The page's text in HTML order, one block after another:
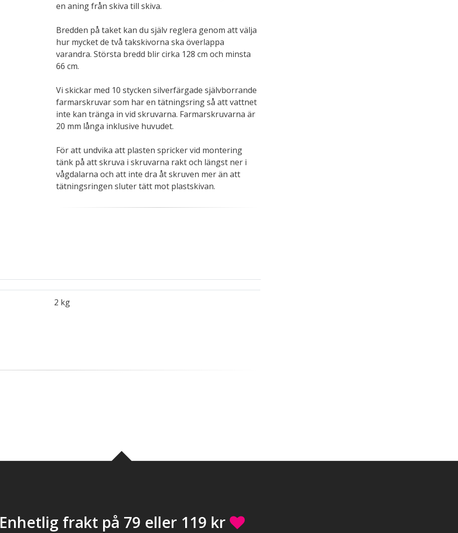
en aning från skiva till skiva.
Bredden på taket kan du själv reglera genom att välja
hur mycket de två takskivorna ska överlappa
varandra. Största bredd blir cirka 128 cm och minsta
66 cm.
Vi skickar med 10 stycken silverfärgade självborrande
farmarskruvar som har en tätningsring så att vattnet
inte kan tränga in vid skruvarna. Farmarskruvarna är
20 mm långa inklusive huvudet.
För att undvika att plasten spricker vid montering
tänk på att skruva i skruvarna rakt och längst ner i
vågdalarna och att inte dra åt skruven mer än att
tätningsringen sluter tätt mot plastskivan.
2 kg
Enhetlig frakt på 79 eller 119 kr